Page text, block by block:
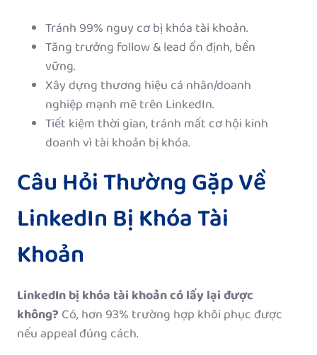
Tránh 99% nguy cơ bị khóa tài khoản.
Tăng trưởng follow & lead ổn định, bền
vững.
Xây dựng thương hiệu cá nhân/doanh
nghiệp mạnh mẽ trên LinkedIn.
Tiết kiệm thời gian, tránh mất cơ hội kinh
doanh vì tài khoản bị khóa.
Câu Hỏi Thường Gặp Về
LinkedIn Bị Khóa Tài
Khoản
LinkedIn bị khóa tài khoản có lấy lại được
không? Có, hơn 93% trường hợp khôi phục được
nếu appeal đúng cách.